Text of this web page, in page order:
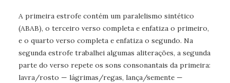
A primeira estrofe contém um paralelismo sintético
(ABAB), o terceiro verso completa e enfatiza o primeiro,
e o quarto verso completa e enfatiza o segundo. Na
segunda estrofe trabalhei algumas aliterações, a segunda
parte do verso repete os sons consonantais da primeira:
lavra/rosto — lágrimas/regas, lança/semente —